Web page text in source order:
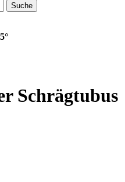
Suche
Schrägtubus